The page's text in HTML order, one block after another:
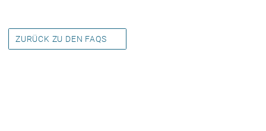
ZURÜCK ZU DEN FAQS